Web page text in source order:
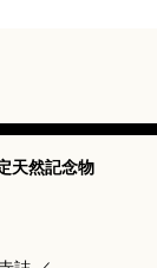
天然記念物